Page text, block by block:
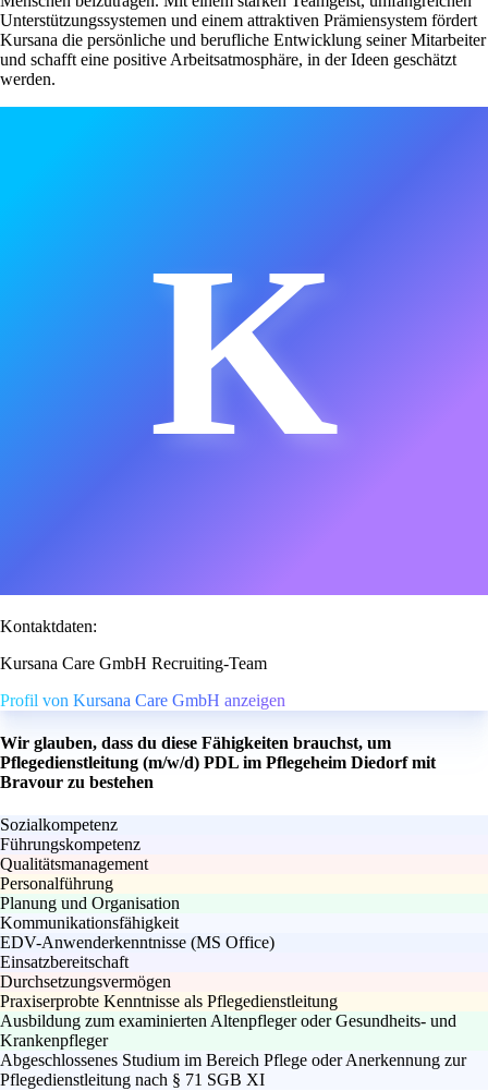
Unterstützungssystemen und einem attraktiven Prämiensystem fördert
Kursana die persönliche und berufliche Entwicklung seiner Mitarbeiter
und schafft eine positive Arbeitsatmosphäre, in der Ideen geschätzt
werden.
K
Kontaktdaten:
Kursana Care GmbH Recruiting-Team
Profil von Kursana Care GmbH anzeigen
Wir glauben, dass du diese Fähigkeiten brauchst, um
Pflegedienstleitung (m/w/d) PDL im Pflegeheim Diedorf mit
Bravour zu bestehen
Sozialkompetenz
Führungskompetenz
Qualitätsmanagement
Personalführung
Planung und Organisation
Kommunikationsfähigkeit
EDV-Anwenderkenntnisse (MS Office)
Einsatzbereitschaft
Durchsetzungsvermögen
Praxiserprobte Kenntnisse als Pflegedienstleitung
Ausbildung zum examinierten Altenpfleger oder Gesundheits- und
Krankenpfleger
Abgeschlossenes Studium im Bereich Pflege oder Anerkennung zur
Pflegedienstleitung nach § 71 SGB XI